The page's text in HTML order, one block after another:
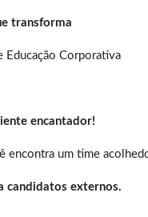
transforma
Educação Corporativa
encantador!
encontra um time
candidatos externos.